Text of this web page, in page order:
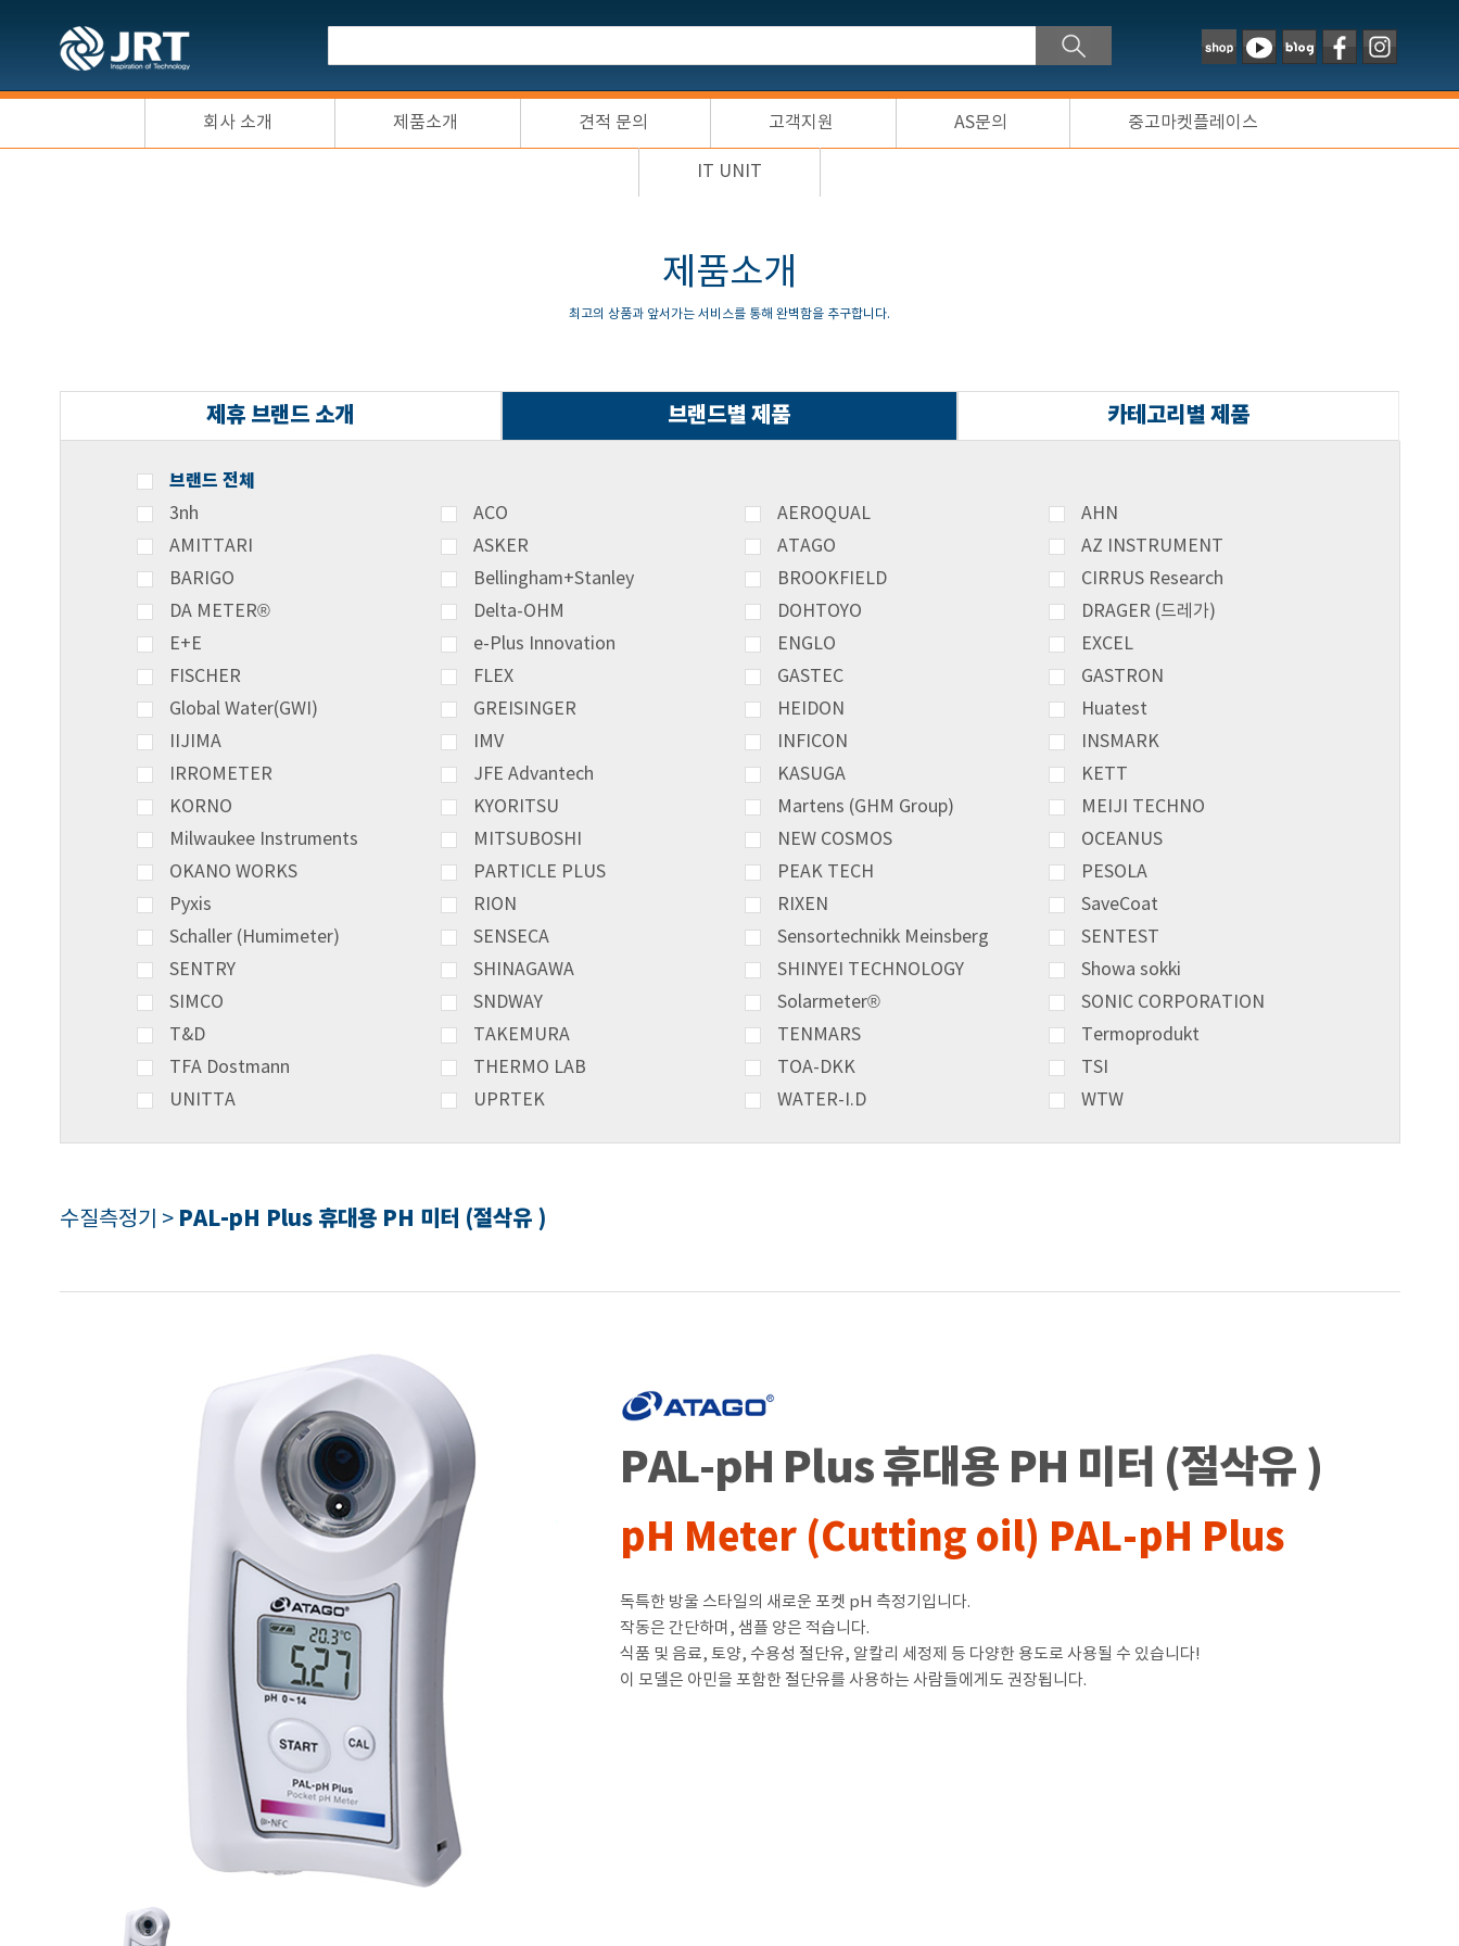
회사 소개 제품소개 견적 문의 고객지원 AS문의 중고마켓플레이스
IT UNIT
제품소개
최고의 상품과 앞서가는 서비스를 통해 완벽함을 추구합니다.
제휴 브랜드 소개 브랜드별 제품 카테고리별 제품
브랜드 전체
3nh ACO AEROQUAL
AHN
AMITTARI
ASKER ATAGO
AZ INSTRUMENT
BARIGO
Bellingham+Stanley BROOKFIELD
CIRRUS Research
DA METER®
Delta-OHM DOHTOYO
DRAGER (드레가)
E+E
e-Plus Innovation ENGLO
EXCEL
FISCHER
FLEX GASTEC
GASTRON
Global Water(GWI)
GREISINGER HEIDON
Huatest
IIJIMA
IMV INFICON
INSMARK
IRROMETER
JFE Advantech KASUGA
KETT
KORNO
KYORITSU Martens (GHM Group)
MEIJI TECHNO
Milwaukee Instruments
MITSUBOSHI NEW COSMOS
OCEANUS
OKANO WORKS
PARTICLE PLUS PEAK TECH
PESOLA
Pyxis
RION RIXEN
SaveCoat
Schaller (Humimeter)
SENSECA Sensortechnikk Meinsberg
SENTEST
SENTRY
SHINAGAWA SHINYEI TECHNOLOGY
Showa sokki
SIMCO
SNDWAY Solarmeter®
SONIC CORPORATION
T&D
TAKEMURA TENMARS
Termoprodukt
TFA Dostmann
THERMO LAB TOA-DKK
TSI
UNITTA
UPRTEK WATER-I.D WTW
수질측정기 > PAL-pH Plus 휴대용 PH 미터 (절삭유 )
PAL-pH Plus 휴대용 PH 미터 (절삭유 )
pH Meter (Cutting oil) PAL-pH Plus
독특한 방울 스타일의 새로운 포켓 pH 측정기입니다.
작동은 간단하며, 샘플 양은 적습니다.
식품 및 음료, 토양, 수용성 절단유, 알칼리 세정제 등 다양한 용도로 사용될 수 있습니다!
이 모델은 아민을 포함한 절단유를 사용하는 사람들에게도 권장됩니다.